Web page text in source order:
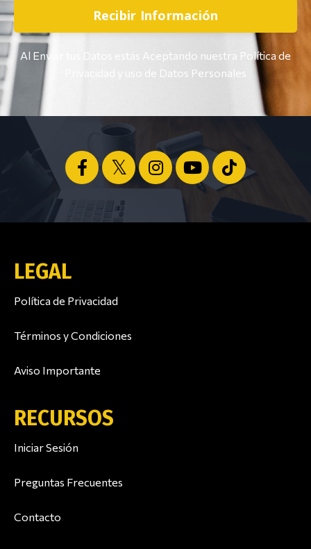
Recibir Información
Al Enviar tus Datos estás Aceptando nuestra Política de
Privacidad y uso de Datos Personales
LEGAL
Política de Privacidad
Términos y Condiciones
Aviso Importante
RECURSOS
Iniciar Sesión
Preguntas Frecuentes
Contacto